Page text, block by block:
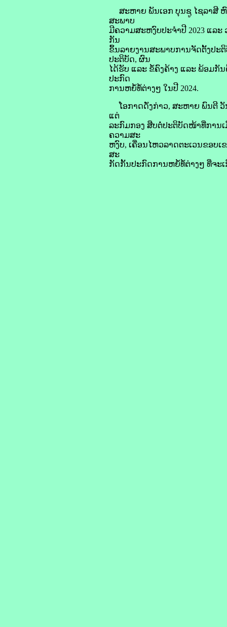
ສະຫາຍ ພັນເອກ ບຸນຊູ ໄຊລາສີ
ສະພາບ
ມີຄວາມສະຫງົບປະຈຳປີ 2023 ແລ
ກັນ
ຂຶ້ນລາຍງານສະພາບການຈັດຕັ້ງປະ
ປະຕິບັດ, ຜົນ
ໄດ້ຮັບ ແລະ ຂໍ້ຄົງຄ້າງ ແລະ ພ້ອມກັ
ປະກົດ
ການຫຍໍ້ທໍ້ຕ່າງໆ ໃນປີ 2024.
ໂອກາດດັ່ງກ່າວ, ສະຫາຍ ພົນຕີ ວັ
ແຕ່
ລະກົມກອງ ສືບຕໍ່ປະຕິບັດໜ້າທີ່ການ
ຄວາມສະ
ຫງົບ, ເຄື່ອນໄຫວລາດຕະເວນຂອບ
ສະ
ກັດກັ້ນປະກົດການຫຍໍ້ທໍ້ຕ່າງໆ ທີ່ຈະ